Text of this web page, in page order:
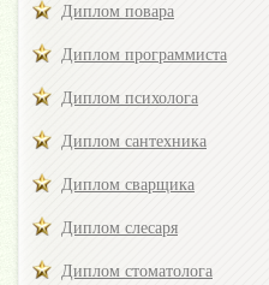
Диплом повара
Диплом программиста
Диплом психолога
Диплом сантехника
Диплом сварщика
Диплом слесаря
Диплом стоматолога